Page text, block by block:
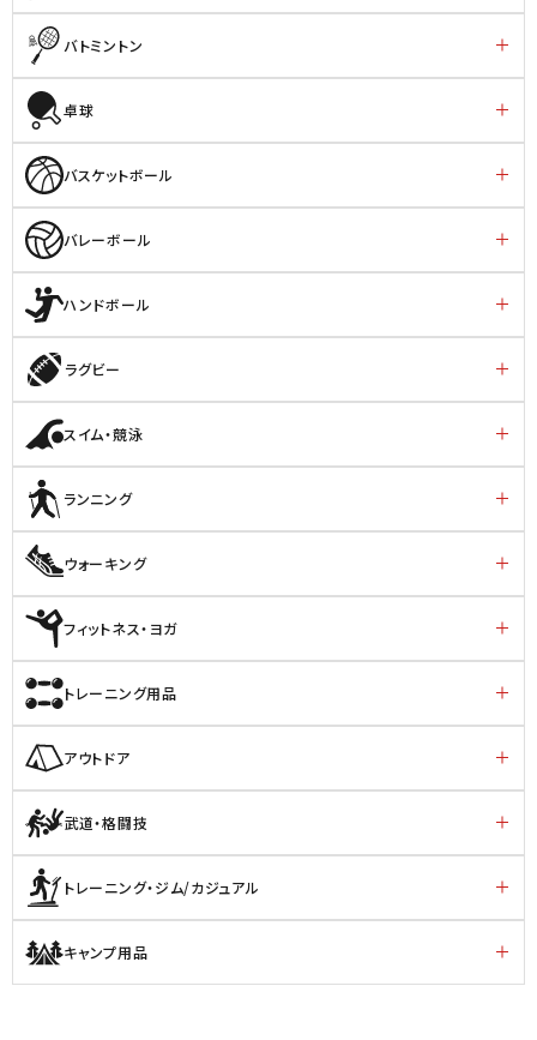
バトミントン
卓球
バスケットボール
バレーボール
ハンドボール
ラグビー
スイム・競泳
ランニング
ウォーキング
フィットネス・ヨガ
トレーニング用品
アウトドア
武道・格闘技
トレーニング・ジム/カジュアル
キャンプ用品